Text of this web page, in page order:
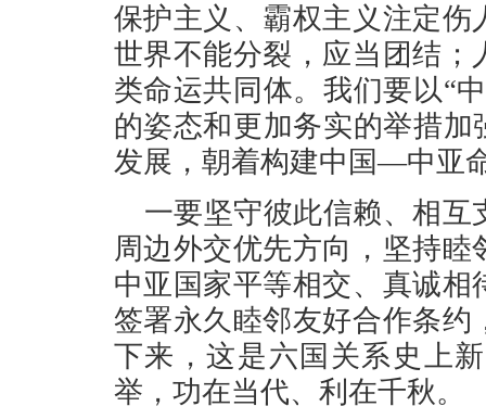
保护主义、霸权主义注定
世界不能分裂，应当团结
类命运共同体。我们要以“
的姿态和更加务实的举措加
发展，朝着构建中国—中亚
一要坚守彼此信赖、相
周边外交优先方向，坚持
中亚国家平等相交、真诚
签署永久睦邻友好合作条
下来，这是六国关系史上
举，功在当代、利在千秋。